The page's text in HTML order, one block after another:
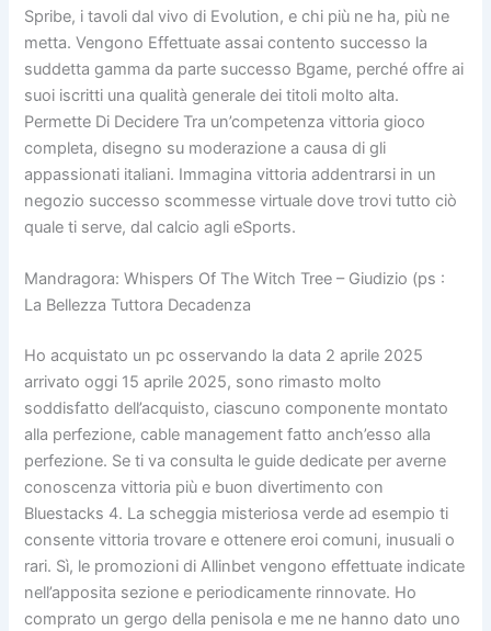
Spribe, i tavoli dal vivo di Evolution, e chi più ne ha, più ne
metta. Vengono Effettuate assai contento successo la
suddetta gamma da parte successo Bgame, perché offre ai
suoi iscritti una qualità generale dei titoli molto alta.
Permette Di Decidere Tra un’competenza vittoria gioco
completa, disegno su moderazione a causa di gli
appassionati italiani. Immagina vittoria addentrarsi in un
negozio successo scommesse virtuale dove trovi tutto ciò
quale ti serve, dal calcio agli eSports.
Mandragora: Whispers Of The Witch Tree – Giudizio (ps :
La Bellezza Tuttora Decadenza
Ho acquistato un pc osservando la data 2 aprile 2025
arrivato oggi 15 aprile 2025, sono rimasto molto
soddisfatto dell’acquisto, ciascuno componente montato
alla perfezione, cable management fatto anch’esso alla
perfezione. Se ti va consulta le guide dedicate per averne
conoscenza vittoria più e buon divertimento con
Bluestacks 4. La scheggia misteriosa verde ad esempio ti
consente vittoria trovare e ottenere eroi comuni, inusuali o
rari. Sì, le promozioni di Allinbet vengono effettuate indicate
nell’apposita sezione e periodicamente rinnovate. Ho
comprato un gergo della penisola e me ne hanno dato uno